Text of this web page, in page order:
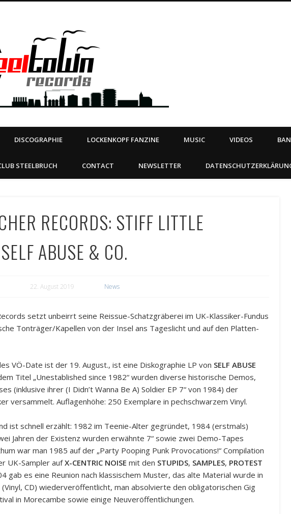
Steeltown
FANZINE | TOURSERVICE | BOOKING
DISCOGRAPHIE LOCKENKOPF FANZINE MUSIC VIDEOS
STEELBRUCH CONTACT NEWSLETTER
RECORDS: STIFF LITTLE
ABUSE & CO.
22. August 2019 News
setzt unbeirrt seine Reissue-Schatzgräberei im UK-Klassiker-Fundus
Tonträger/Kapellen von der Insel ans Tageslicht und auf den Platten-
VÖ-Date ist der 19. August., ist eine Diskographie LP von SELF ABUSE
Titel „Unestablished since 1982“ wurden diverse historische Demos,
(inklusive ihrer (I Didn’t Wanna Be A) Soldier EP 7“ von 1984) der
versammelt. Auflagenhöhe: 250 Exemplare in pechschwarzem Vinyl.
ist schnell erzählt: 1982 im Teenie-Alter gegründet, 1984 (erstmals)
Jahren der Existenz wurden erwähnte 7“ sowie zwei Demo-Tapes
war man 1985 auf der „Party Pooping Punk Provocations!“ Compilation
UK-Sampler aufX-CENTRIC NOISE mit den STUPIDS, SAMPLES, PROTEST
gab es eine Reunion nach klassischem Muster, das alte Material wurde in
CD) wiederveröffentlicht, man absolvierte den obligatorischen Gig
in Morecambe sowie einige Neuveröffentlichungen.